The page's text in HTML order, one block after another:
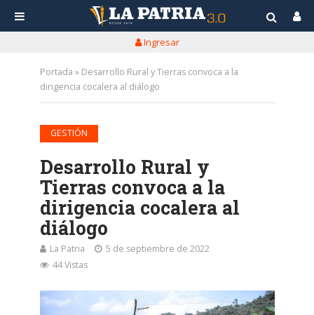
Ingresar
Portada » Desarrollo Rural y Tierras convoca a la
dirigencia cocalera al diálogo
GESTIÓN
Desarrollo Rural y
Tierras convoca a la
dirigencia cocalera al
diálogo
La Patria
5 de septiembre de 2022
44 Vistas